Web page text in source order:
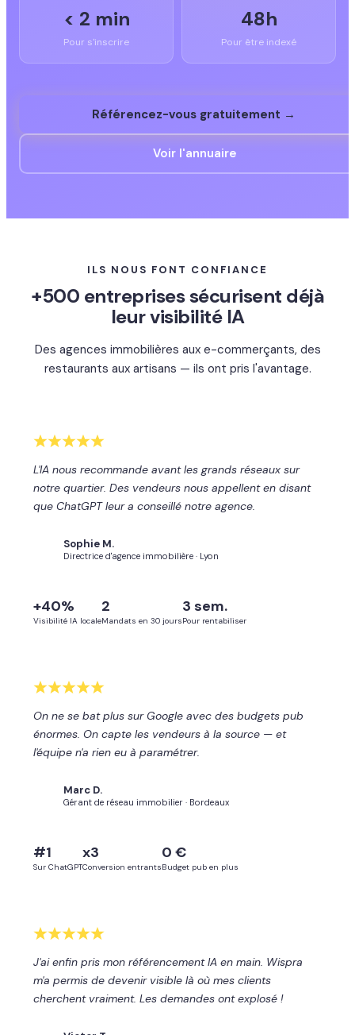
< 2 min
Pour s'inscrire
48h
Pour être indexé
Référencez-vous gratuitement →
Voir l'annuaire
ILS NOUS FONT CONFIANCE
+500 entreprises sécurisent déjà
leur visibilité IA
Des agences immobilières aux e-commerçants, des
restaurants aux artisans — ils ont pris l'avantage.
L'IA nous recommande avant les grands réseaux sur
notre quartier. Des vendeurs nous appellent en disant
que ChatGPT leur a conseillé notre agence.
Sophie M.
Directrice d'agence immobilière · Lyon
+40%
Visibilité IA locale
2
Mandats en 30 jours
3 sem.
Pour rentabiliser
On ne se bat plus sur Google avec des budgets pub
énormes. On capte les vendeurs à la source — et
l'équipe n'a rien eu à paramétrer.
Marc D.
Gérant de réseau immobilier · Bordeaux
#1
Sur ChatGPT
x3
Conversion entrants
0 €
Budget pub en plus
J'ai enfin pris mon référencement IA en main. Wispra
m'a permis de devenir visible là où mes clients
cherchent vraiment. Les demandes ont explosé !